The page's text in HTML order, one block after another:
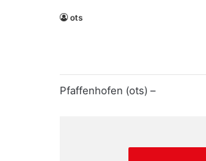
ots
Pfaffenhofen (ots) –